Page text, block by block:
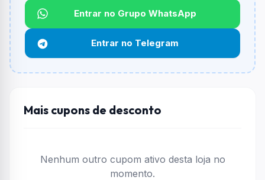
Não informado ou sem limite.
Funciona em qualquer produto?
Não necessariamente. Depende de itens participantes
e alguns vendedores ou produtos especificos podem
não aceitar cupons.
Entrar no Grupo WhatsApp
Entrar no Telegram
Mais cupons de desconto
Nenhum outro cupom ativo desta loja no
momento.